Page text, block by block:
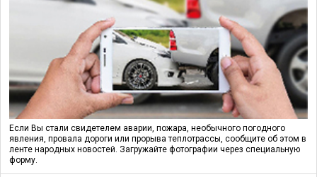
Если Вы стали свидетелем аварии, пожара, необычного погодного
явления, провала дороги или прорыва теплотрассы, сообщите об этом в
ленте народных новостей. Загружайте фотографии через специальную
форму.